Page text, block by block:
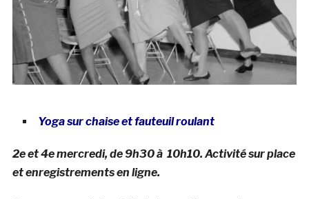
Yoga sur chaise et fauteuil roulant
2e et 4e mercredi, de 9h30 à 10h10. Activité sur place
et enregistrements en ligne.